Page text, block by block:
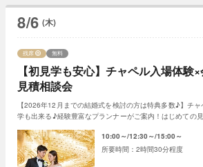
8/6 (木)
【初見学も安心】チャペル入場体験
見積相談会
残席 無料
【2026年12月までの結婚式を検討の方は特典多数♪】チ
学も出来る♪経験豊富なプランナーがご案内！はじめての
10:00～ 12:30～ 15:00～
2時間30分程度